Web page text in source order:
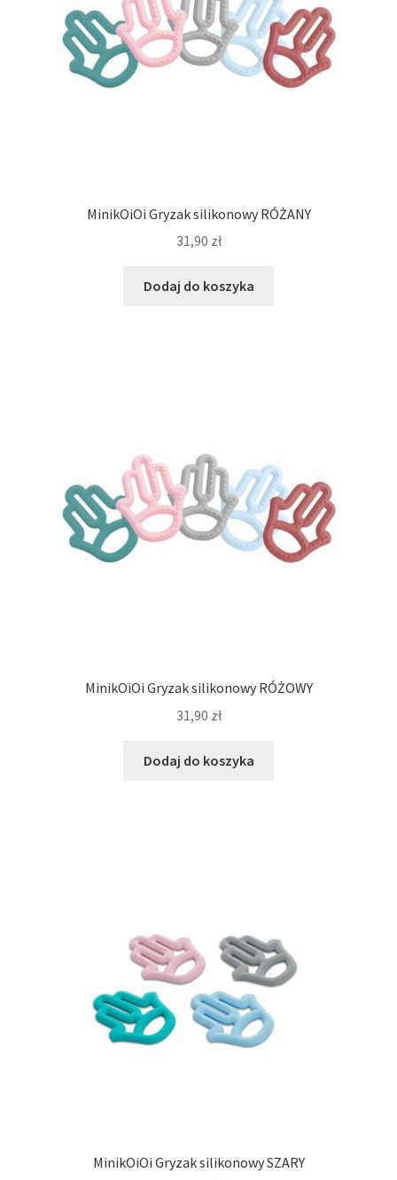
MinikOiOi Gryzak silikonowy RÓŻANY
31,90 zł
Dodaj do koszyka
MinikOiOi Gryzak silikonowy RÓŻOWY
31,90 zł
Dodaj do koszyka
MinikOiOi Gryzak silikonowy SZARY